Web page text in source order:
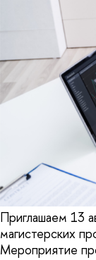
Приглашаем 13
магистерских
Мероприятие